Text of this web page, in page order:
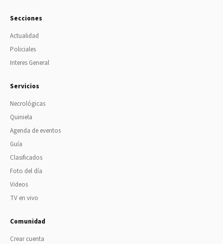
Secciones
Actualidad
Policiales
Interes General
Servicios
Necrológicas
Quiniela
Agenda de eventos
Guía
Clasificados
Foto del día
Videos
TV en vivo
Comunidad
Crear cuenta